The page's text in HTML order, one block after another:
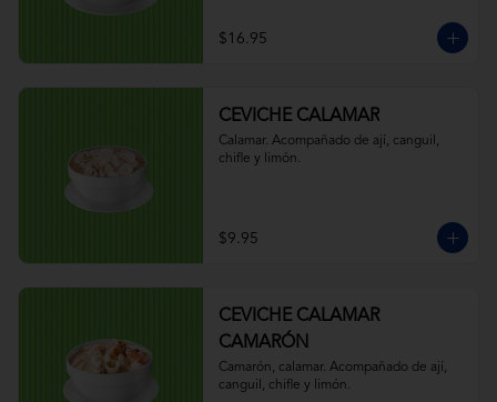
$16.95
CEVICHE CALAMAR
Calamar. Acompañado de ají, canguil,
chifle y limón.
$9.95
CEVICHE CALAMAR
CAMARÓN
Camarón, calamar. Acompañado de ají,
canguil, chifle y limón.